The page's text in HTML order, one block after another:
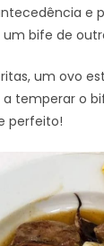
e
bife de
um ovo
temperar o
perfeito!